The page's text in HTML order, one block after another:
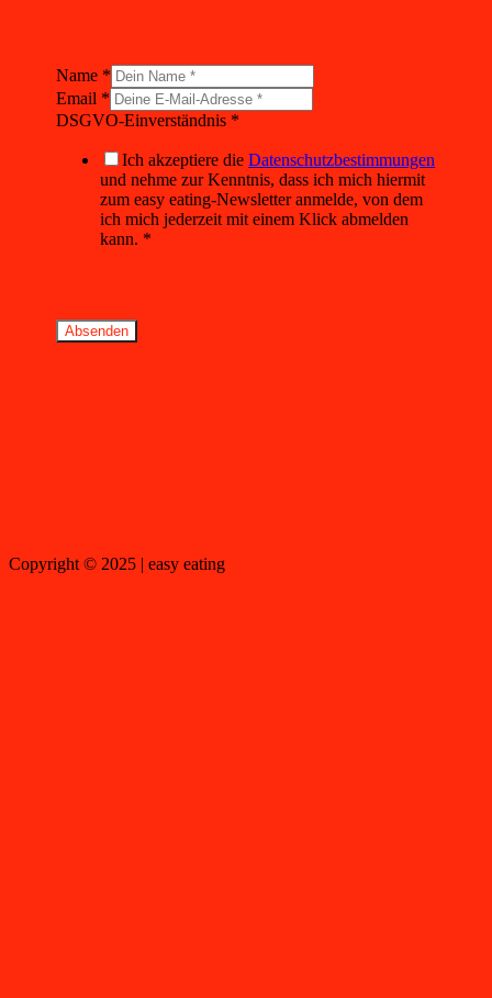
Name *
Email *
Layout
Einverständnis
DSGVO-Einverständnis *
Ich akzeptiere dieDatenschutzbestimmungen
und nehme zur Kenntnis, dass ich mich hiermit
zum easy eating-Newsletter anmelde, von dem
ich mich jederzeit mit einem Klick abmelden
kann. *
Absenden
Copyright © 2025 | easy eating